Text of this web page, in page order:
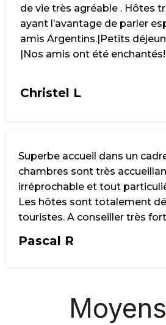
de vie très agréable . Hôtes
ayant l’avantage de parler
amis Argentins.|Petits
|Nos amis ont été enchantés!
Christel L
Superbe accueil dans un
chambres sont très
irréprochable et tout
Les hôtes sont totalement
touristes. A conseiller très
Pascal R